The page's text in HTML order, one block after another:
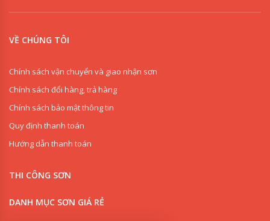
VỀ CHÚNG TÔI
Chính sách vận chuyển và giao nhận sơn
Chính sách đổi hàng, trả hàng
Chính sách bảo mật thông tin
Quy định thanh toán
Hướng dẫn thanh toán
THI CÔNG SƠN
DANH MỤC SƠN GIÁ RẺ
0918342277